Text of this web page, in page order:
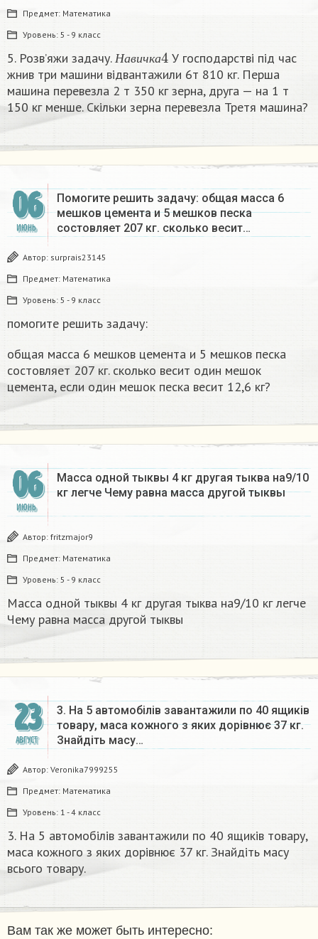
Предмет: Математика
Уровень: 5 - 9 класс
5. Розв’яжи задачу. Н а в и ч ка
а
У господарстві під час
жнив три машини відвантажили 6т 810 кг. Перша
машина перевезла 2 т 350 кг зерна, друга — на 1 т
150 кг менше. Скільки зерна перевезла Третя машина?​
06
ИЮНЬ
Помогите решить задачу: общая масса 6
мешков цемента и 5 мешков песка
состовляет 207 кг. сколько весит…
Автор: surprais23145
Предмет: Математика
Уровень: 5 - 9 класс
помогите решить задачу:
общая масса 6 мешков цемента и 5 мешков песка
состовляет 207 кг. сколько весит один мешок
цемента, если один мешок песка весит 12,6 кг?
06
ИЮНЬ
Масса одной тыквы 4 кг другая тыква на9/10
кг легче Чему равна масса другой тыквы
Автор: fritzmajor9
Предмет: Математика
Уровень: 5 - 9 класс
Масса одной тыквы 4 кг другая тыква на9/10 кг легче
Чему равна масса другой тыквы
23
АВГУСТ
3. На 5 автомобілів завантажили по 40 ящиків
товару, маса кожного з яких дорівнює 37 кг.
Знайдіть масу…
Автор: Veronika7999255
Предмет: Математика
Уровень: 1 - 4 класс
3. На 5 автомобілів завантажили по 40 ящиків товару,
маса кожного з яких дорівнює 37 кг. Знайдіть масу
всього товару.​
Вам так же может быть интересно: